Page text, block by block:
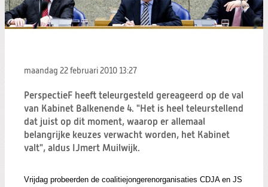
maandag 22 februari 2010 13:27
PerspectieF heeft teleurgesteld gereageerd op de val
van Kabinet Balkenende 4. "Het is heel teleurstellend
dat juist op dit moment, waarop er allemaal
belangrijke keuzes verwacht worden, het Kabinet
valt", aldus IJmert Muilwijk.
Vrijdag probeerden de coalitiejongerenorganisaties CDJA en JS